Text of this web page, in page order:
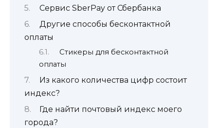
Сервис SberPay от Сбербанка
Другие способы бесконтактной
оплаты
Стикеры для бесконтактной
оплаты
Из какого количества цифр состоит
индекс?
Где найти почтовый индекс моего
города?